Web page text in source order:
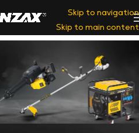
Skip to navigation
Skip to main content